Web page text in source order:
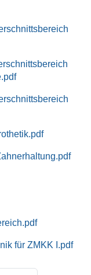
für ZMKK I.pdf